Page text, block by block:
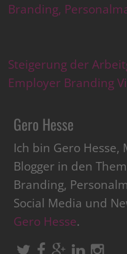
Branding,
Steigerung der
Employer Branding
Gero Hesse
Ich bin Gero
Blogger in den
Branding,
Social Media und
Gero Hesse.